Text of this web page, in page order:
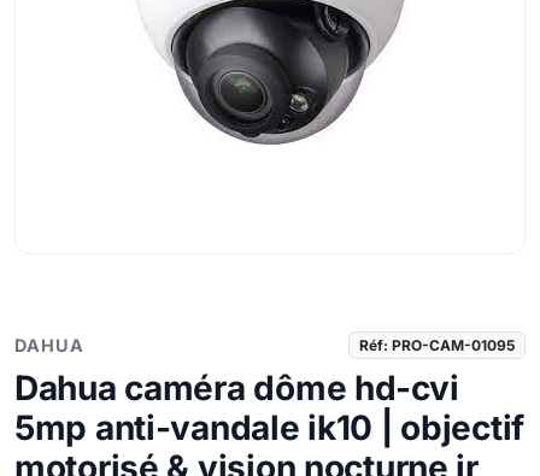
DAHUA Réf: PRO-CAM-01095
Dahua caméra dôme hd-cvi
5mp anti-vandale ik10 | objectif
motorisé & vision nocturne ir